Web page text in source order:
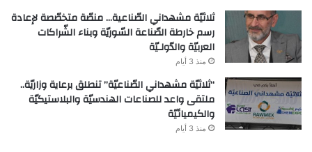
ثلاثيّة مشهداني الصّناعية… منصّة متخصّصة لإعادة
رسم خارطة الصّناعة السّوريّة وبناء الشّراكات
العربيّة والدّولـيّة
منذ 3 أيام
“ثلاثيّة مشهداني الصّناعيّة” تنطلق برعاية وزاريّة..
ملتقى واعد للصناعات الهندسيّة والبلاستيكيّة
والكيميائيّة
منذ 3 أيام